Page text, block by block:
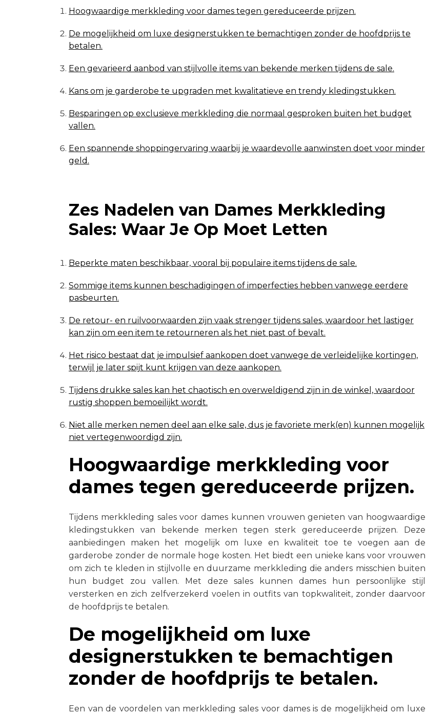
Hoogwaardige merkkleding voor dames tegen gereduceerde prijzen.
De mogelijkheid om luxe designerstukken te bemachtigen zonder de hoofdprijs te
betalen.
Een gevarieerd aanbod van stijlvolle items van bekende merken tijdens de sale.
Kans om je garderobe te upgraden met kwalitatieve en trendy kledingstukken.
Besparingen op exclusieve merkkleding die normaal gesproken buiten het budget
vallen.
Een spannende shoppingervaring waarbij je waardevolle aanwinsten doet voor minder
geld.
Zes Nadelen van Dames Merkkleding
Sales: Waar Je Op Moet Letten
Beperkte maten beschikbaar, vooral bij populaire items tijdens de sale.
Sommige items kunnen beschadigingen of imperfecties hebben vanwege eerdere
pasbeurten.
De retour- en ruilvoorwaarden zijn vaak strenger tijdens sales, waardoor het lastiger
kan zijn om een item te retourneren als het niet past of bevalt.
Het risico bestaat dat je impulsief aankopen doet vanwege de verleidelijke kortingen,
terwijl je later spijt kunt krijgen van deze aankopen.
Tijdens drukke sales kan het chaotisch en overweldigend zijn in de winkel, waardoor
rustig shoppen bemoeilijkt wordt.
Niet alle merken nemen deel aan elke sale, dus je favoriete merk(en) kunnen mogelijk
niet vertegenwoordigd zijn.
Hoogwaardige merkkleding voor
dames tegen gereduceerde prijzen.
Tijdens merkkleding sales voor dames kunnen vrouwen genieten van hoogwaardige
kledingstukken van bekende merken tegen sterk gereduceerde prijzen. Deze
aanbiedingen maken het mogelijk om luxe en kwaliteit toe te voegen aan de
garderobe zonder de normale hoge kosten. Het biedt een unieke kans voor vrouwen
om zich te kleden in stijlvolle en duurzame merkkleding die anders misschien buiten
hun budget zou vallen. Met deze sales kunnen dames hun persoonlijke stijl
versterken en zich zelfverzekerd voelen in outfits van topkwaliteit, zonder daarvoor
de hoofdprijs te betalen.
De mogelijkheid om luxe
designerstukken te bemachtigen
zonder de hoofdprijs te betalen.
Een van de voordelen van merkkleding sales voor dames is de mogelijkheid om luxe